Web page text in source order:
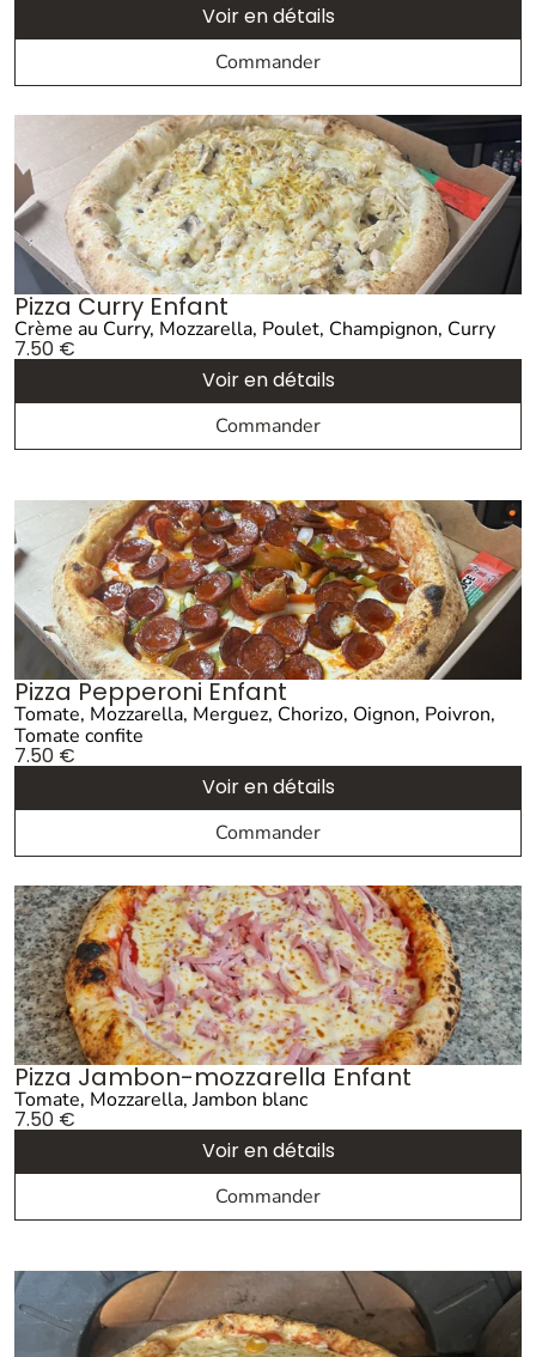
Voir en détails
Commander
Pizza Curry Enfant
Crème au Curry, Mozzarella, Poulet, Champignon, Curry
7.50 €
Voir en détails
Commander
Pizza Pepperoni Enfant
Tomate, Mozzarella, Merguez, Chorizo, Oignon, Poivron,
Tomate confite
7.50 €
Voir en détails
Commander
Pizza Jambon-mozzarella Enfant
Tomate, Mozzarella, Jambon blanc
7.50 €
Voir en détails
Commander